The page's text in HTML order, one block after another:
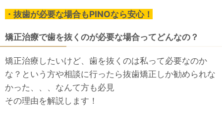
・抜歯が必要な場合もPINOなら安心！
矯正治療で歯を抜くのが必要な場合ってどんなの？
矯正治療したいけど、歯を抜くのは私って必要なのか
な？という方や相談に行ったら抜歯矯正しか勧められな
かった、、、なんて方も必見
その理由を解説します！